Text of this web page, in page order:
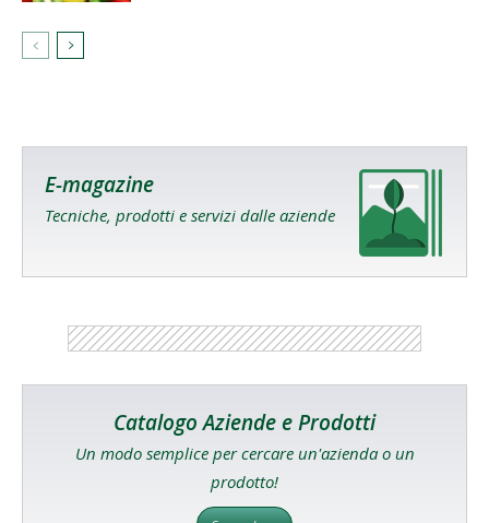
E-magazine
Tecniche, prodotti e servizi dalle aziende
Catalogo Aziende e Prodotti
Un modo semplice per cercare un'azienda o un
prodotto!